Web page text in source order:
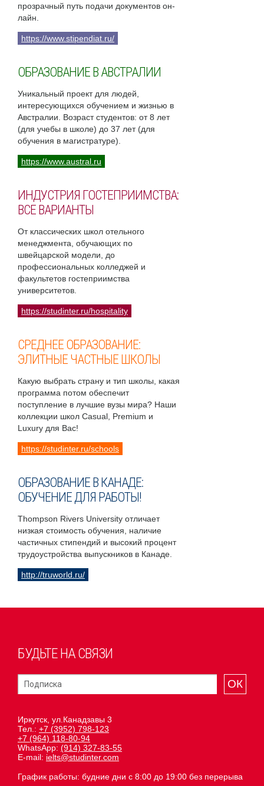
прозрачный путь подачи документов он-
лайн.
https://www.stipendiat.ru/
ОБРАЗОВАНИЕ В АВСТРАЛИИ
Уникальный проект для людей,
интересующихся обучением и жизнью в
Австралии. Возраст студентов: от 8 лет
(для учебы в школе) до 37 лет (для
обучения в магистратуре).
https://www.austral.ru
ИНДУСТРИЯ ГОСТЕПРИИМСТВА:
ВСЕ ВАРИАНТЫ
От классических школ отельного
менеджмента, обучающих по
швейцарской модели, до
профессиональных колледжей и
факультетов гостеприимства
университетов.
https://studinter.ru/hospitality
СРЕДНЕЕ ОБРАЗОВАНИЕ:
ЭЛИТНЫЕ ЧАСТНЫЕ ШКОЛЫ
Какую выбрать страну и тип школы, какая
программа потом обеспечит
поступление в лучшие вузы мира? Наши
коллекции школ Casual, Premium и
Luxury для Вас!
https://studinter.ru/schools
ОБРАЗОВАНИЕ В КАНАДЕ:
ОБУЧЕНИЕ ДЛЯ РАБОТЫ!
Thompson Rivers University отличает
низкая стоимость обучения, наличие
частичных стипендий и высокий процент
трудоустройства выпускников в Канаде.
http://truworld.ru/
БУДЬТЕ НА СВЯЗИ
ОК
Иркутск, ул.Канадзавы 3
Тел.: +7 (3952) 798-123
+7 (964) 118-80-94
WhatsApp: (914) 327-83-55
E-mail: ielts@studinter.com
График работы: будние дни с 8:00 до 19:00 без перерыва